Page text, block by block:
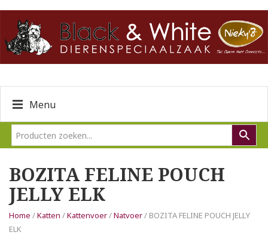
Menu
BOZITA FELINE POUCH
JELLY ELK
Home /Katten /Kattenvoer/Natvoer/ BOZITA FELINE POUCH JELLY
ELK